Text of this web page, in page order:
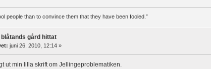
people than to convince them that they have been fooled.”
blåtands gård hittat
juni 26, 2010, 12:14 »
ut min lilla skrift om Jellingeproblematiken.